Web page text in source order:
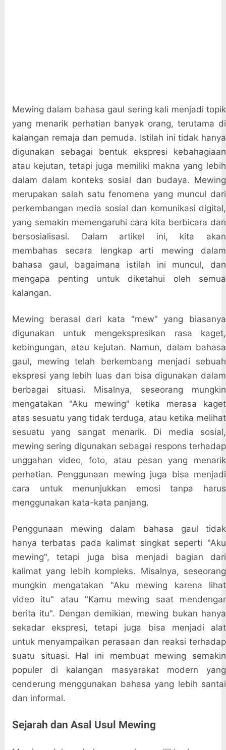
Mewing dalam bahasa gaul sering kali menjadi topik
yang menarik perhatian banyak orang, terutama di
kalangan remaja dan pemuda. Istilah ini tidak hanya
digunakan sebagai bentuk ekspresi kebahagiaan
atau kejutan, tetapi juga memiliki makna yang lebih
dalam dalam konteks sosial dan budaya. Mewing
merupakan salah satu fenomena yang muncul dari
perkembangan media sosial dan komunikasi digital,
yang semakin memengaruhi cara kita berbicara dan
bersosialisasi. Dalam artikel ini, kita akan
membahas secara lengkap arti mewing dalam
bahasa gaul, bagaimana istilah ini muncul, dan
mengapa penting untuk diketahui oleh semua
kalangan.
Mewing berasal dari kata "mew" yang biasanya
digunakan untuk mengekspresikan rasa kaget,
kebingungan, atau kejutan. Namun, dalam bahasa
gaul, mewing telah berkembang menjadi sebuah
ekspresi yang lebih luas dan bisa digunakan dalam
berbagai situasi. Misalnya, seseorang mungkin
mengatakan "Aku mewing" ketika merasa kaget
atas sesuatu yang tidak terduga, atau ketika melihat
sesuatu yang sangat menarik. Di media sosial,
mewing sering digunakan sebagai respons terhadap
unggahan video, foto, atau pesan yang menarik
perhatian. Penggunaan mewing juga bisa menjadi
cara untuk menunjukkan emosi tanpa harus
menggunakan kata-kata panjang.
Penggunaan mewing dalam bahasa gaul tidak
hanya terbatas pada kalimat singkat seperti "Aku
mewing", tetapi juga bisa menjadi bagian dari
kalimat yang lebih kompleks. Misalnya, seseorang
mungkin mengatakan "Aku mewing karena lihat
video itu" atau "Kamu mewing saat mendengar
berita itu". Dengan demikian, mewing bukan hanya
sekadar ekspresi, tetapi juga bisa menjadi alat
untuk menyampaikan perasaan dan reaksi terhadap
suatu situasi. Hal ini membuat mewing semakin
populer di kalangan masyarakat modern yang
cenderung menggunakan bahasa yang lebih santai
dan informal.
Sejarah dan Asal Usul Mewing